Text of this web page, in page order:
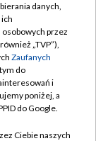
danych,
przez
„TVP”),
Zaufanych
do
i
poniżej, a
do Google.
Ciebie naszych